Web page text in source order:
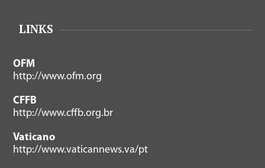
LINKS
OFM
http://www.ofm.org
CFFB
http://www.cffb.org.br
Vaticano
http://www.vaticannews.va/pt